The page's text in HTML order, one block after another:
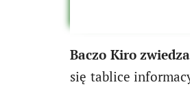
Baczo Kiro
się tablice